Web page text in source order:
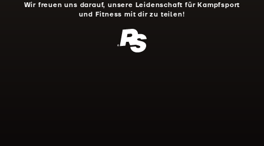
Wir freuen uns darauf, unsere Leidenschaft für Kampfsport
und Fitness mit dir zu teilen!